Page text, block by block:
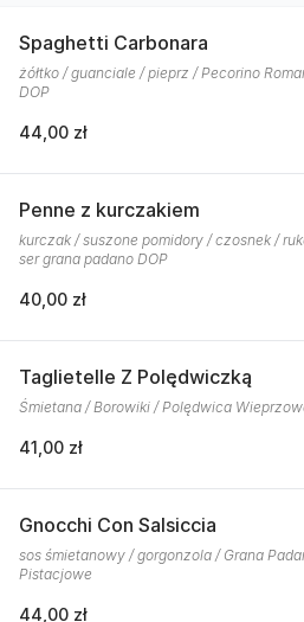
Spaghetti Carbonara
żółtko / guanciale / pieprz / Pecorino
DOP
44,00 zł
Penne z kurczakiem
kurczak / suszone pomidory / czosnek /
ser grana padano DOP
40,00 zł
Taglietelle Z Polędwiczką
Śmietana / Borowiki / Polędwica
41,00 zł
Gnocchi Con Salsiccia
sos śmietanowy / gorgonzola / Grana
Pistacjowe
44,00 zł